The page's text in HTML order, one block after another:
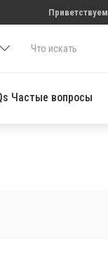
Приветствуем
Частые вопросы